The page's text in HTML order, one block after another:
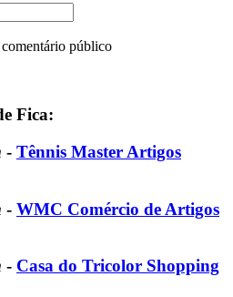
público
Fica:
- Tênnis Master Artigos
- WMC Comércio de Artigos
- Casa do Tricolor Shopping